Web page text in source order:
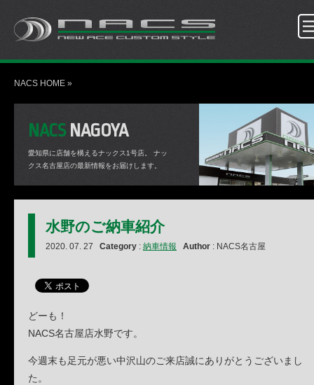
NACS HOME »
NACSNAGOYA
愛知県に店舗を構えるナックス1号店。
ナッ
クス名古屋店の最新情報をお届けします。
水野のご納車紹介
2020. 07. 27 Category : 納車情報 Author : NACS名古屋
どーも！
NACS名古屋店水野です。
今週末も足元が悪い中沢山のご来店誠にありがとうございまし
た。